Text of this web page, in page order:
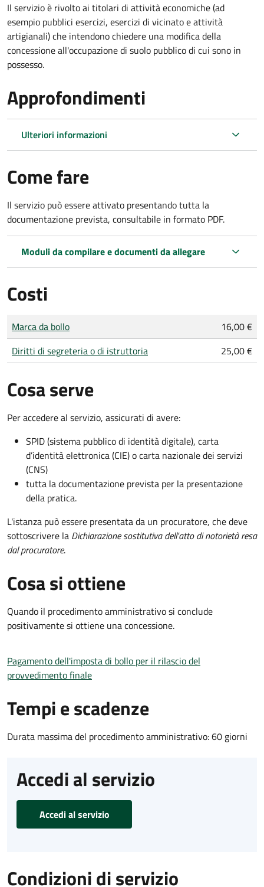
Il servizio è rivolto ai titolari di attività economiche (ad
esempio pubblici esercizi, esercizi di vicinato e attività
artigianali) che intendono chiedere una modifica della
concessione all'occupazione di suolo pubblico di cui sono in
possesso.
Approfondimenti
Ulteriori informazioni
Come fare
Il servizio può essere attivato presentando tutta la
documentazione prevista, consultabile in formato PDF.
Moduli da compilare e documenti da allegare
Costi
Tipo di pagamento
Importo
Marca da bollo
16,00 €
Diritti di segreteria o di istruttoria
25,00 €
Cosa serve
Per accedere al servizio, assicurati di avere:
SPID (sistema pubblico di identità digitale), carta
d’identità elettronica (CIE) o carta nazionale dei servizi
(CNS)
tutta la documentazione prevista per la presentazione
della pratica.
L'istanza può essere presentata da un procuratore, che deve
sottoscrivere la Dichiarazione sostitutiva dell'atto di notorietà resa
dal procuratore.
Cosa si ottiene
Quando il procedimento amministrativo si conclude
positivamente si ottiene una concessione.
Pagamento dell'imposta di bollo per il rilascio del
provvedimento finale
Tempi e scadenze
Durata massima del procedimento amministrativo: 60 giorni
Accedi al servizio
Accedi al servizio
Condizioni di servizio